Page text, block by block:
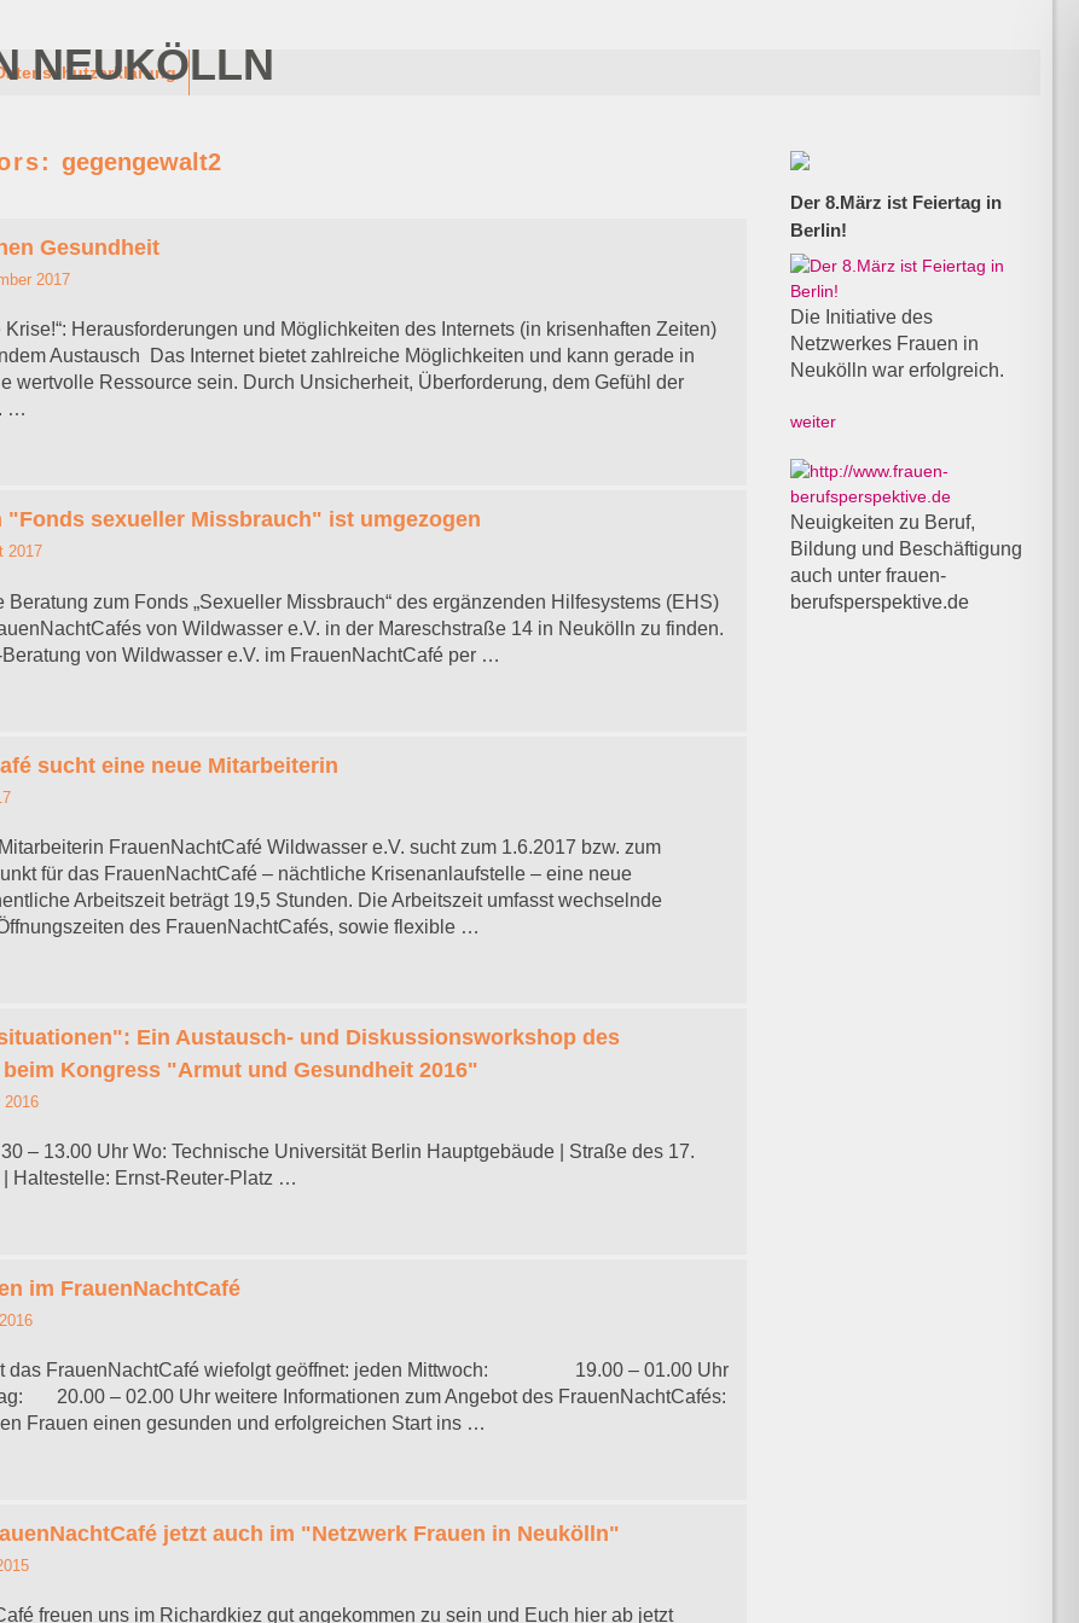
NEUKÖLLN
gegengewalt2
Gesundheit
2017
Krise!“: Herausforderungen und Möglichkeiten des Internets (in krisenhaften Zeiten)
Austausch Das Internet bietet zahlreiche Möglichkeiten und kann gerade in
wertvolle Ressource sein. Durch Unsicherheit, Überforderung, dem Gefühl der
…
"Fonds sexueller Missbrauch" ist umgezogen
2017
Beratung zum Fonds „Sexueller Missbrauch“ des ergänzenden Hilfesystems (EHS)
von Wildwasser e.V. in der Mareschstraße 14 in Neukölln zu finden.
von Wildwasser e.V. im FrauenNachtCafé per …
sucht eine neue Mitarbeiterin
FrauenNachtCafé Wildwasser e.V. sucht zum 1.6.2017 bzw. zum
für das FrauenNachtCafé – nächtliche Krisenanlaufstelle – eine neue
Arbeitszeit beträgt 19,5 Stunden. Die Arbeitszeit umfasst wechselnde
des FrauenNachtCafés, sowie flexible …
Ein Austausch- und Diskussionsworkshop des
Kongress "Armut und Gesundheit 2016"
2016
– 13.00 Uhr Wo: Technische Universität Berlin Hauptgebäude | Straße des 17.
Haltestelle: Ernst-Reuter-Platz …
im FrauenNachtCafé
das FrauenNachtCafé wiefolgt geöffnet: jeden Mittwoch: 19.00 – 01.00 Uhr
20.00 – 02.00 Uhr weitere Informationen zum Angebot des FrauenNachtCafés:
Frauen einen gesunden und erfolgreichen Start ins …
jetzt auch im "Netzwerk Frauen in Neukölln"
freuen uns im Richardkiez gut angekommen zu sein und Euch hier ab jetzt
Der 8.März ist Feiertag in
Berlin!
Die Initiative des
Netzwerkes Frauen in
Neukölln war erfolgreich.
weiter
Neuigkeiten zu Beruf,
Bildung und Beschäftigung
auch unter frauen-
berufsperspektive.de